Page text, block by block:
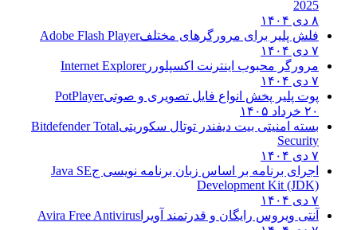
2025
۸ دی ۱۴۰۴
فلش پلیر برای مرورگرهای مختلفAdobe Flash Player
۷ دی ۱۴۰۴
مرورگر محبوب اینترنت اکسپلوررInternet Explorer
۷ دی ۱۴۰۴
پوت پلیر پخش انواع فایل تصویری و صوتیPotPlayer
۲۰ خرداد ۱۴۰۵
بسته امنیتی بیت دیفندر توتال سکوریتیBitdefender Total
Security
۷ دی ۱۴۰۴
اجرای برنامه بر اساس زبان برنامه نویسی جJava SE
Development Kit (JDK)
۷ دی ۱۴۰۴
آنتی ویروس رایگان و قدرتمند آویرا Avira Free Antivirus